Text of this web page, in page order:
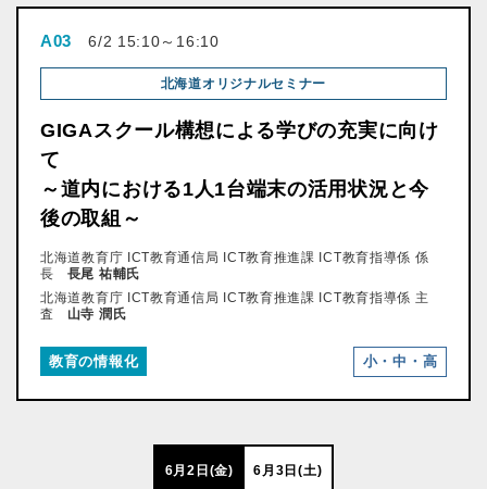
A03 6/2 15:10～16:10
北海道オリジナルセミナー
GIGAスクール構想による学びの充実に向け
て
～道内における1人1台端末の活用状況と今
後の取組～
北海道教育庁 ICT教育通信局 ICT教育推進課 ICT教育指導係 係
長
長尾 祐輔氏
北海道教育庁 ICT教育通信局 ICT教育推進課 ICT教育指導係 主
査
山寺 潤氏
教育の情報化 小・中・高
6月2日(金) 6月3日(土)